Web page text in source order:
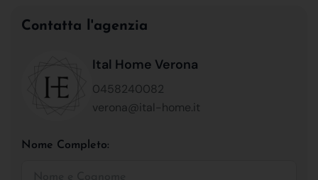
Contatta l'agenzia
Ital Home Verona
0458240082
verona@ital-home.it
Nome Completo: